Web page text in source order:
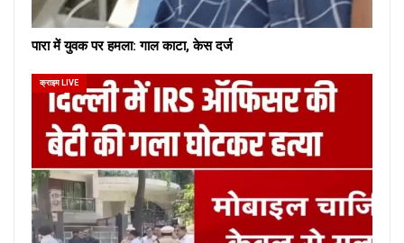
पारा में युवक पर हमला: गाल काटा, केस दर्ज
क्राइम LIVE